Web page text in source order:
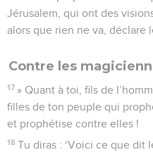
Jérusalem, qui ont des
alors que rien ne va, déclare
Contre les
17 » Quant à toi, fils de
filles de ton peuple qui
et prophétise contre elles !
18 Tu diras : ‘Voici ce que dit